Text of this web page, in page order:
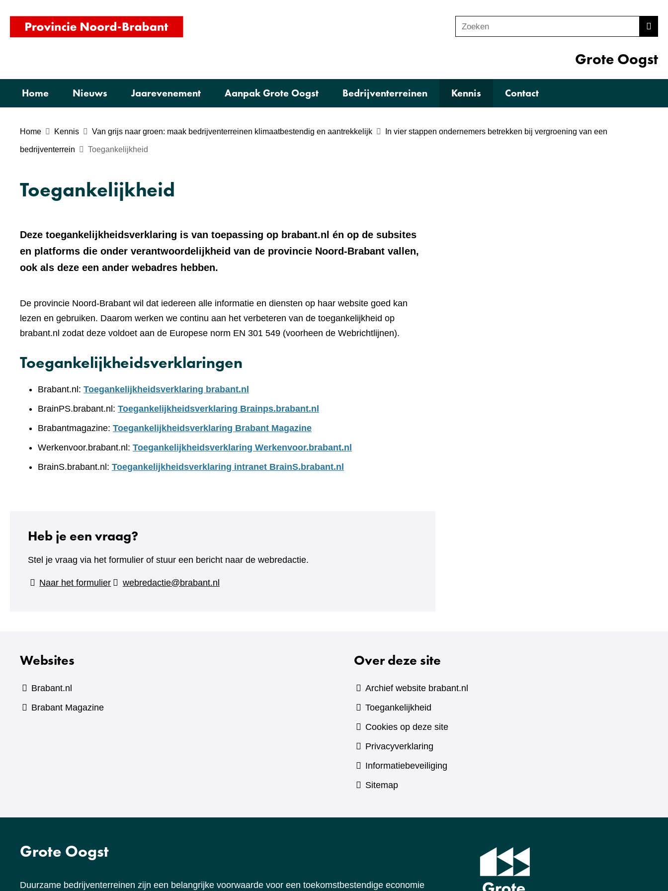
homepage)
o
e
n
Zoeken
Grote Oogst
Home Nieuws Jaarevenement Aanpak Grote Oogst Bedrijventerreinen Kennis Contact
Home Kennis Van grijs naar groen: maak bedrijventerreinen klimaatbestendig en aantrekkelijk In vier stappen ondernemers betrekken bij vergroening van een
bedrijventerrein Toegankelijkheid
Toegankelijkheid
Deze toegankelijkheidsverklaring is van toepassing op brabant.nl én op de subsites
en platforms die onder verantwoordelijkheid van de provincie Noord-Brabant vallen,
ook als deze een ander webadres hebben.
De provincie Noord-Brabant wil dat iedereen alle informatie en diensten op haar website goed kan
lezen en gebruiken. Daarom werken we continu aan het verbeteren van de toegankelijkheid op
brabant.nl zodat deze voldoet aan de Europese norm EN 301 549 (voorheen de Webrichtlijnen).
Toegankelijkheidsverklaringen
Brabant.nl: Toegankelijkheidsverklaring brabant.nl
BrainPS.brabant.nl: Toegankelijkheidsverklaring Brainps.brabant.nl
Brabantmagazine: Toegankelijkheidsverklaring Brabant Magazine
Werkenvoor.brabant.nl: Toegankelijkheidsverklaring Werkenvoor.brabant.nl
BrainS.brabant.nl: Toegankelijkheidsverklaring intranet BrainS.brabant.nl
Heb je een vraag?
Stel je vraag via het formulier of stuur een bericht naar de webredactie.
Naar het formulier(verwijst
webredactie@brabant.nl
Websites
Brabant.nl
Brabant Magazine(verwijst
Over deze site
Archief website brabant.nl
Toegankelijkheid
Cookies op deze site
Privacyverklaring
Informatiebeveiliging
Sitemap
Grote Oogst
Duurzame bedrijventerreinen zijn een belangrijke voorwaarde voor een toekomstbestendige economie